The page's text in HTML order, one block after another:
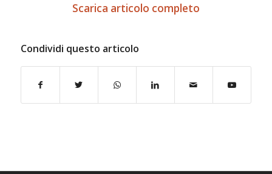
Scarica articolo completo
Condividi questo articolo